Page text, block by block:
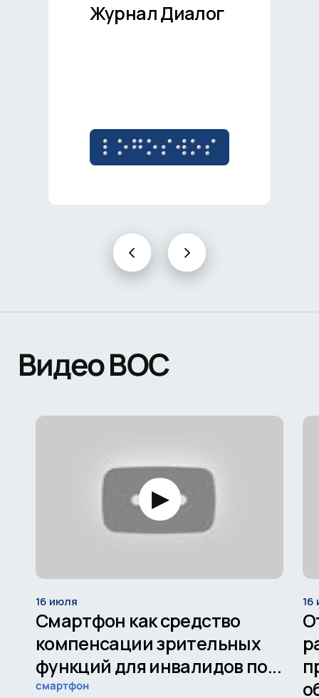
Журнал Диалог
Видео ВОС
16 июля
Смартфон как средство
компенсации зрительных
функций для инвалидов по...
смартфон
16